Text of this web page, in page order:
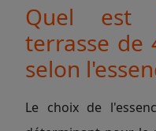
Quel est
terrasse de
selon
Le choix de